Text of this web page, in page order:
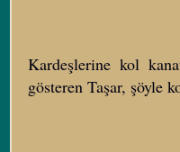
Kardeşlerine kol
gösteren Taşar, şöyle